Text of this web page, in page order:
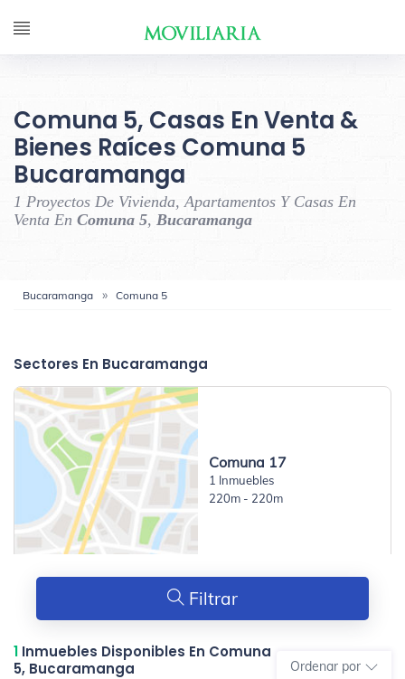
Comuna 5, Casas En Venta &
Bienes Raíces Comuna 5
Bucaramanga
1 Proyectos De Vivienda, Apartamentos Y Casas En
Venta En Comuna 5, Bucaramanga
Bucaramanga Comuna 5
Sectores En Bucaramanga
Comuna 17
1 Inmuebles
220m - 220m
Filtrar
1 Inmuebles Disponibles En Comuna
5, Bucaramanga
Ordenar por